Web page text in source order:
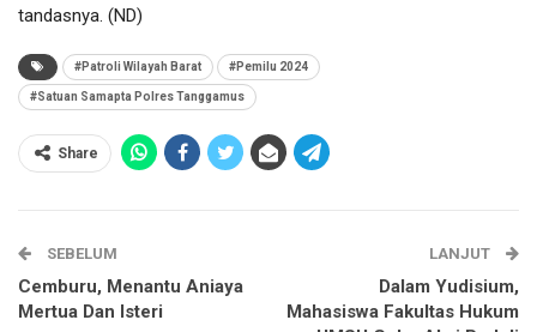
tandasnya. (ND)
#Patroli Wilayah Barat #Pemilu 2024
#Satuan Samapta Polres Tanggamus
Share
SEBELUM
Cemburu, Menantu Aniaya
Mertua Dan Isteri
LANJUT
Dalam Yudisium,
Mahasiswa Fakultas Hukum